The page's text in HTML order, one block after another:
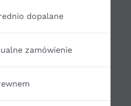
dopalane
zamówienie